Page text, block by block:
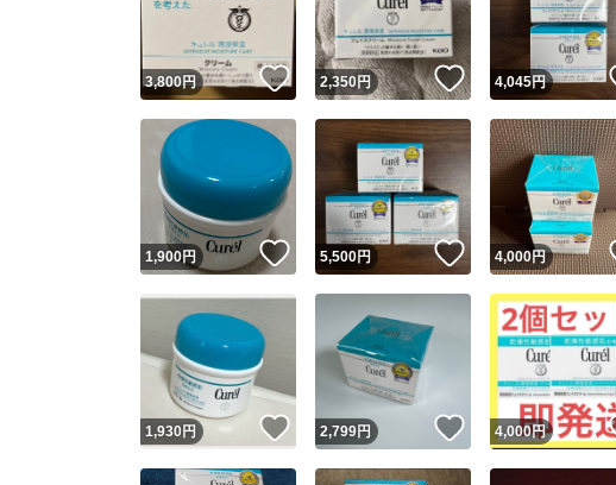
安心発送
3,800円 いいね！
2,350円 いいね！
4,045円
1,900円 いいね！
5,500円 いいね！
4,000円
1,930円 いいね！
2,799円 いいね！
4,000円